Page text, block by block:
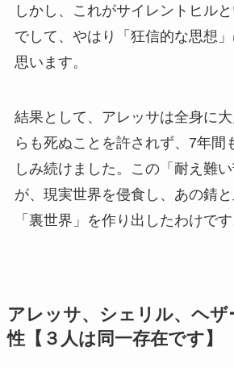
しかし、これがサイレントヒル
でして、やはり「狂信的な思想
思います。
結果として、アレッサは全身に
らも死ぬことを許されず、7年間
しみ続けました。この「耐え難い
が、現実世界を侵食し、あの錆
「裏世界」を作り出したわけです
アレッサ、シェリル、ヘザ
性【３人は同一存在です】